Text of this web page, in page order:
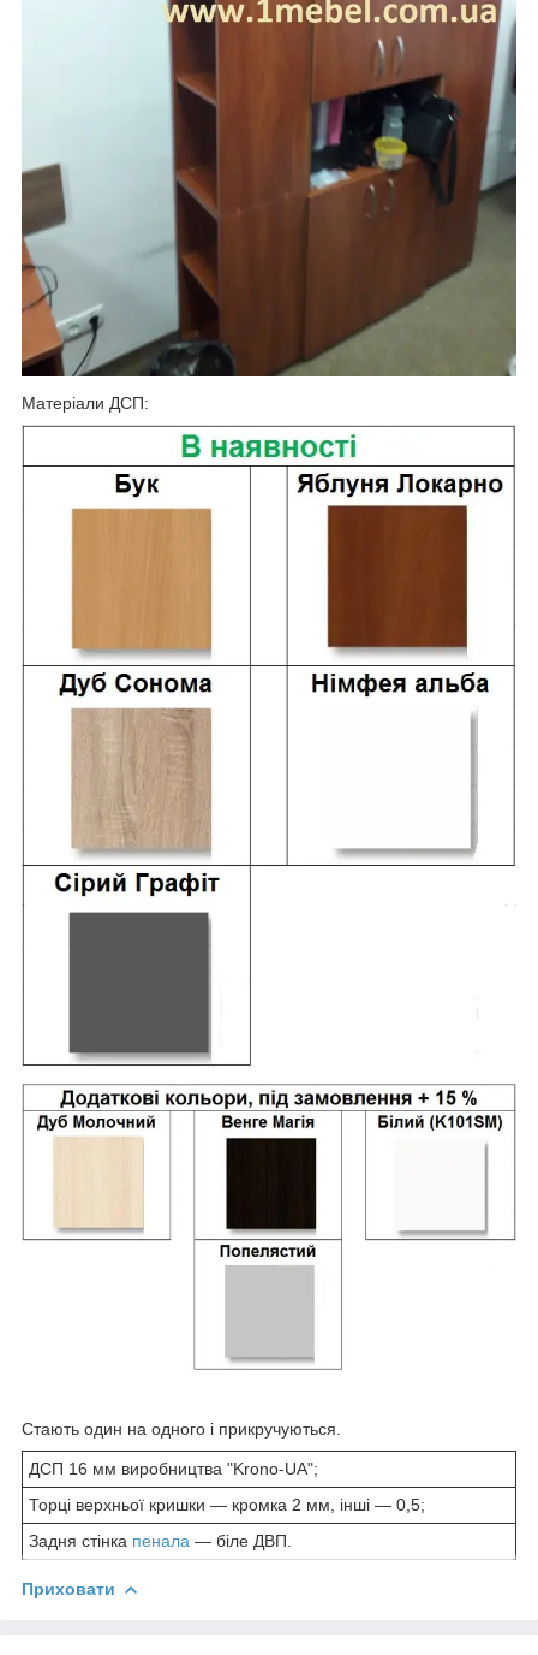
Матеріали ДСП:
Стають один на одного і прикручуються.
ДСП 16 мм виробництва "Krono-UA";
Торці верхньої кришки ― кромка 2 мм, інші ― 0,5;
Задня стінка пенала ― біле ДВП.
Приховати